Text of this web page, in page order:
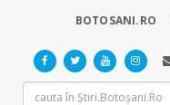
BOTOSANI.RO